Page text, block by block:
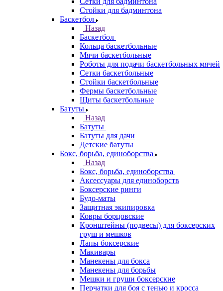
Стойки для бадминтона
Баскетбол
Назад
Баскетбол
Кольца баскетбольные
Мячи баскетбольные
Роботы для подачи баскетбольных мячей
Сетки баскетбольные
Стойки баскетбольные
Фермы баскетбольные
Щиты баскетбольные
Батуты
Назад
Батуты
Батуты для дачи
Детские батуты
Бокс, борьба, единоборства
Назад
Бокс, борьба, единоборства
Аксессуары для единоборств
Боксерские ринги
Будо-маты
Защитная экипировка
Ковры борцовские
Кронштейны (подвесы) для боксерских
груш и мешков
Лапы боксерские
Макивары
Манекены для бокса
Манекены для борьбы
Мешки и груши боксерские
Перчатки для боя с тенью и кросса